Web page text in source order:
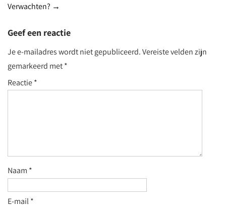
Verwachten? →
Geef een reactie
Je e-mailadres wordt niet gepubliceerd.Vereiste velden zijn
gemarkeerd met*
Reactie*
Naam *
E-mail*